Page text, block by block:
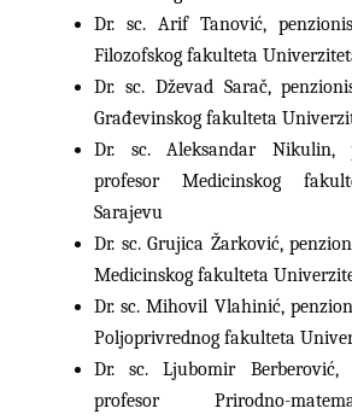
Dr. sc. Arif Tanović,
Filozofskog fakulteta
Dr. sc. Dževad Sarač,
Građevinskog fakulteta
Dr. sc. Aleksandar Nikulin,
profesor Medicinskog
Sarajevu
Dr. sc. Grujica Žarković,
Medicinskog fakulteta
Dr. sc. Mihovil Vlahinić,
Poljoprivrednog fakulteta
Dr. sc. Ljubomir Berberović,
profesor Prirodno-